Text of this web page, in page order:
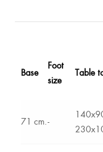
Base
Foot
size
Table
71 cm.-